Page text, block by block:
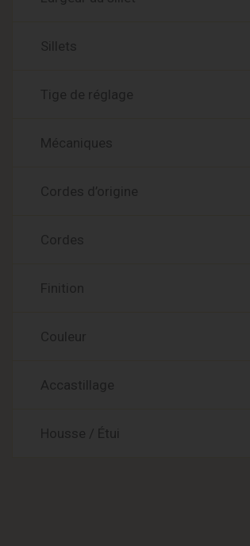
Sillets
Tige de réglage
Mécaniques
Cordes d’origine
Cordes
Finition
Couleur
Accastillage
Housse / Étui